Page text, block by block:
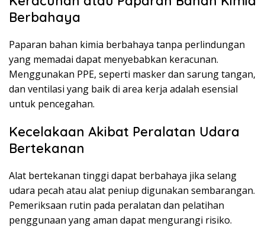
Berbahaya
Paparan bahan kimia berbahaya tanpa perlindungan
yang memadai dapat menyebabkan keracunan.
Menggunakan PPE, seperti masker dan sarung tangan,
dan ventilasi yang baik di area kerja adalah esensial
untuk pencegahan.
Kecelakaan Akibat Peralatan Udara
Bertekanan
Alat bertekanan tinggi dapat berbahaya jika selang
udara pecah atau alat peniup digunakan sembarangan.
Pemeriksaan rutin pada peralatan dan pelatihan
penggunaan yang aman dapat mengurangi risiko.